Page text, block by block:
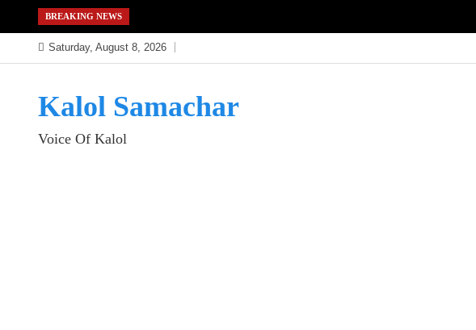
to
content
BREAKING NEWS
Saturday, August 8, 2026
Kalol Samachar
Voice Of Kalol